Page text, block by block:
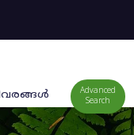
Advanced
Search